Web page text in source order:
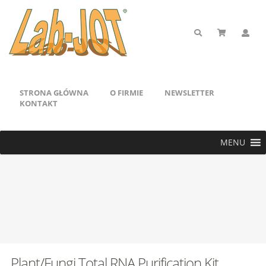
STRONA GŁÓWNA O FIRMIE
NEWSLETTER
KONTAKT
MENU